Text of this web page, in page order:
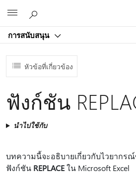
การสนับสนุน
หัวข้อที่เกี่ยวข้อง
ฟังก์ชัน
นำไปใช้กับ
บทความนี้จะอธิบายเกี่ยวกับไวยากร
ฟังก์ชัน REPLACEใน Microsoft Excel